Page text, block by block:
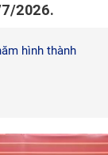
7/2026.
hình thành